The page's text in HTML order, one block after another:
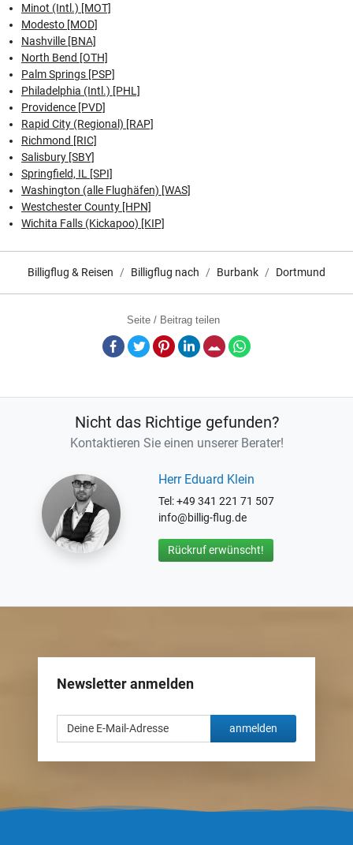
Minot (Intl.) [MOT]
Modesto [MOD]
Nashville [BNA]
North Bend [OTH]
Palm Springs [PSP]
Philadelphia (Intl.) [PHL]
Providence [PVD]
Rapid City (Regional) [RAP]
Richmond [RIC]
Salisbury [SBY]
Springfield, IL [SPI]
Washington (alle Flughäfen) [WAS]
Westchester County [HPN]
Wichita Falls (Kickapoo) [KIP]
Billigflug & Reisen Billigflug nach Burbank Dortmund
Seite / Beitrag teilen
Facebook
TwitterPinterestLinkedInE-Mail
Nicht das Richtige gefunden?
Kontaktieren Sie einen unserer Berater!
Herr Eduard Klein
Tel: +49 341 221 71 507
info@billig-flug.de
Rückruf erwünscht!
Newsletter anmelden
anmelden